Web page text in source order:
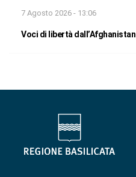
7 Agosto 2026 - 13:06
Voci di libertà dall’Afghanistan